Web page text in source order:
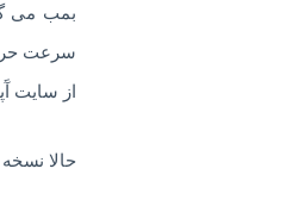
بمب می
سرعت حرف
از سایت
حالا